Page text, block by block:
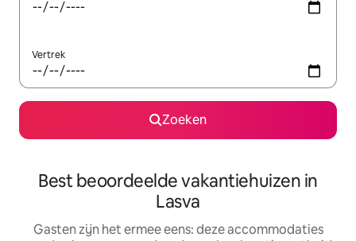
Vertrek
Zoeken
Best beoordeelde vakantiehuizen in
Lasva
Gasten zijn het ermee eens: deze accommodaties